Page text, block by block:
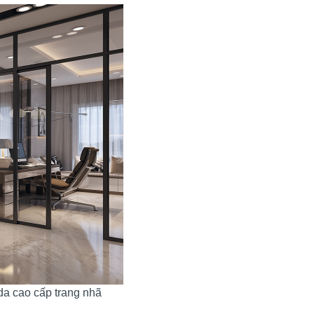
cao cấp trang nhã